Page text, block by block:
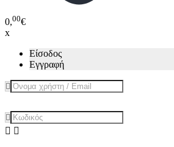
0,00€
x
Είσοδος
Εγγραφή